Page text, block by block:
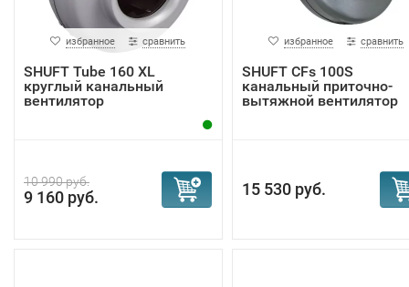
избранное сравнить
SHUFT Tube 160 XL
круглый канальный
вентилятор
10 990 руб.
9 160 руб.
избранное сравнить
SHUFT CFs 100S
канальный приточно-
вытяжной вентилятор
15 530 руб.